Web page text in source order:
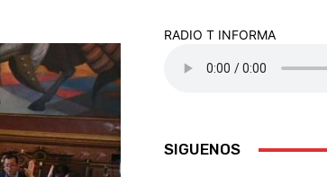
RADIO T INFORMA
SIGUENOS